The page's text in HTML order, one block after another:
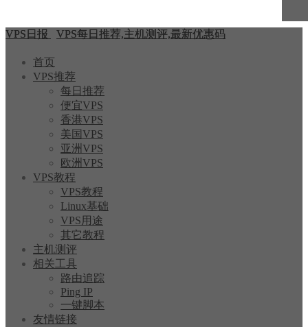
VPS日报 VPS每日推荐,主机测评,最新优惠码
首页
VPS推荐
每日推荐
便宜VPS
香港VPS
美国VPS
亚洲VPS
欧洲VPS
VPS教程
VPS教程
Linux基础
VPS用途
其它教程
主机测评
相关工具
路由追踪
Ping IP
一键脚本
友情链接